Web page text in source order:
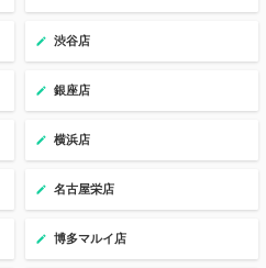
渋谷店
銀座店
横浜店
名古屋栄店
博多マルイ店